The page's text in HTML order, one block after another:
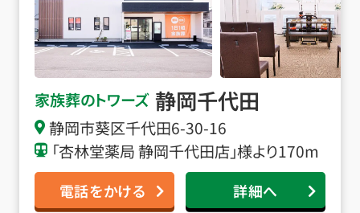
家族葬のトワーズ 静岡千代田
静岡市葵区千代田6-30-16
「杏林堂薬局 静岡千代田店」様より170m
電話をかける 詳細へ